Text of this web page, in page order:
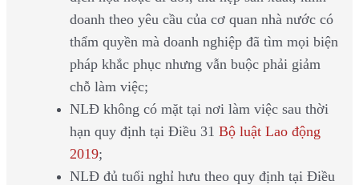
doanh theo yêu cầu của cơ quan nhà nước có
thẩm quyền mà doanh nghiệp đã tìm mọi biện
pháp khắc phục nhưng vẫn buộc phải giảm
chỗ làm việc;
NLĐ không có mặt tại nơi làm việc sau thời
hạn quy định tại Điều 31 Bộ luật Lao động
2019;
NLĐ đủ tuổi nghỉ hưu theo quy định tại Điều